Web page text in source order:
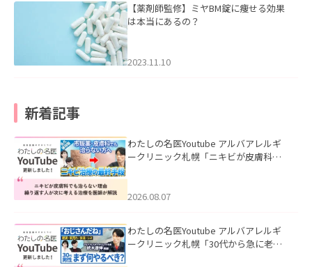
【薬剤師監修】ミヤBM錠に痩せる効果
は本当にあるの？
2023.11.10
新着記事
わたしの名医Youtube アルバアレルギ
ークリニック札幌「ニキビが皮膚科で
ました。
2026.08.07
わたしの名医Youtube アルバアレルギ
ークリニック札幌「30代から急に老け